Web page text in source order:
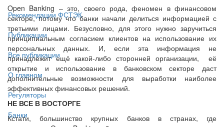
Рекомендации ФСТЭК
Публикации
Все публикации
О главном
Регуляторы
Банки
Open Banking – это, своего рода, феномен в финансовом
секторе, потому что банки начали делиться информацией с
третьими лицами. Безусловно, для этого нужно заручиться
принципиальным согласием клиентов на использование их
персональных данных. И, если эта информация не
принадлежит ещё какой-либо сторонней организации, её
открытие и использование в банковском секторе даст
дополнительные возможности для выработки наиболее
эффективных финансовых решений.
НЕ ВСЕ В ВОСТОРГЕ
Кстати, большинство крупных банков в странах, где